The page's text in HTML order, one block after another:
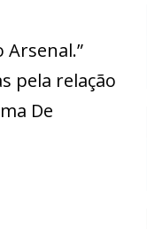
Arsenal.”
pela relação
De